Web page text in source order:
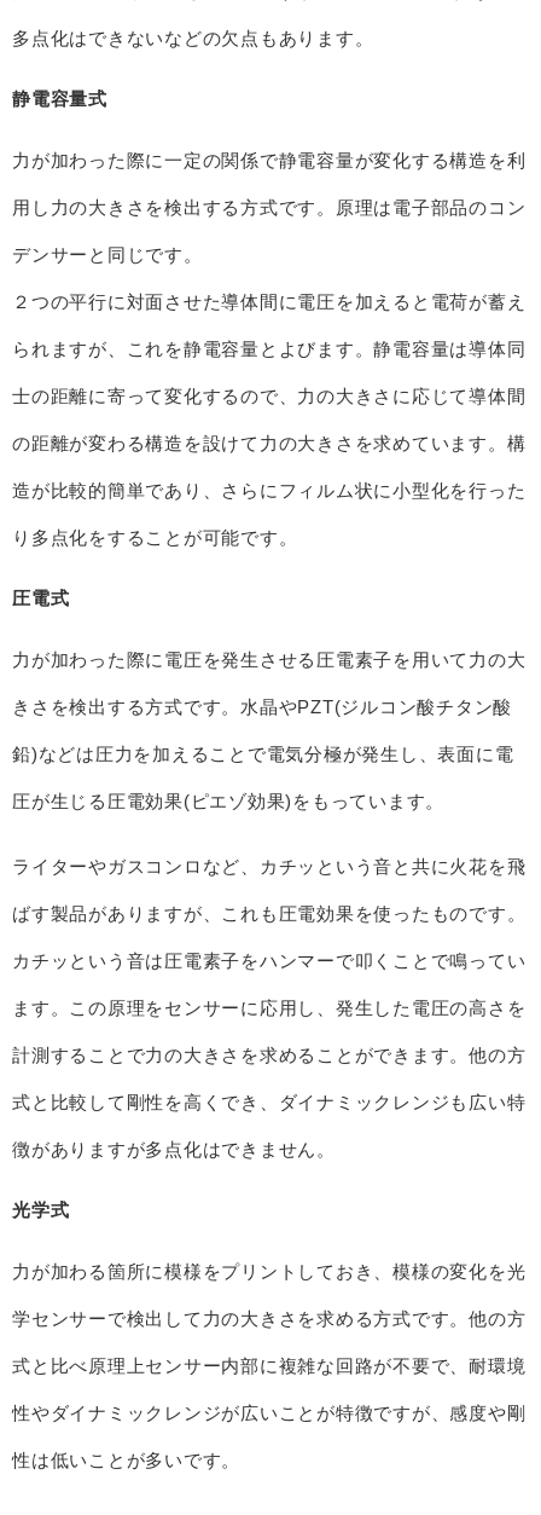
多点化はできないなどの欠点もあります。
静電容量式
力が加わった際に一定の関係で静電容量が変化する構造を利
用し力の大きさを検出する方式です。原理は電子部品のコン
デンサーと同じです。
２つの平行に対面させた導体間に電圧を加えると電荷が蓄え
られますが、これを静電容量とよびます。静電容量は導体同
士の距離に寄って変化するので、力の大きさに応じて導体間
の距離が変わる構造を設けて力の大きさを求めています。構
造が比較的簡単であり、さらにフィルム状に小型化を行った
り多点化をすることが可能です。
圧電式
力が加わった際に電圧を発生させる圧電素子を用いて力の大
きさを検出する方式です。水晶やPZT(ジルコン酸チタン酸
鉛)などは圧力を加えることで電気分極が発生し、表面に電
圧が生じる圧電効果(ピエゾ効果)をもっています。
ライターやガスコンロなど、カチッという音と共に火花を飛
ばす製品がありますが、これも圧電効果を使ったものです。
カチッという音は圧電素子をハンマーで叩くことで鳴ってい
ます。この原理をセンサーに応用し、発生した電圧の高さを
計測することで力の大きさを求めることができます。他の方
式と比較して剛性を高くでき、ダイナミックレンジも広い特
徴がありますが多点化はできません。
光学式
力が加わる箇所に模様をプリントしておき、模様の変化を光
学センサーで検出して力の大きさを求める方式です。他の方
式と比べ原理上センサー内部に複雑な回路が不要で、耐環境
性やダイナミックレンジが広いことが特徴ですが、感度や剛
性は低いことが多いです。